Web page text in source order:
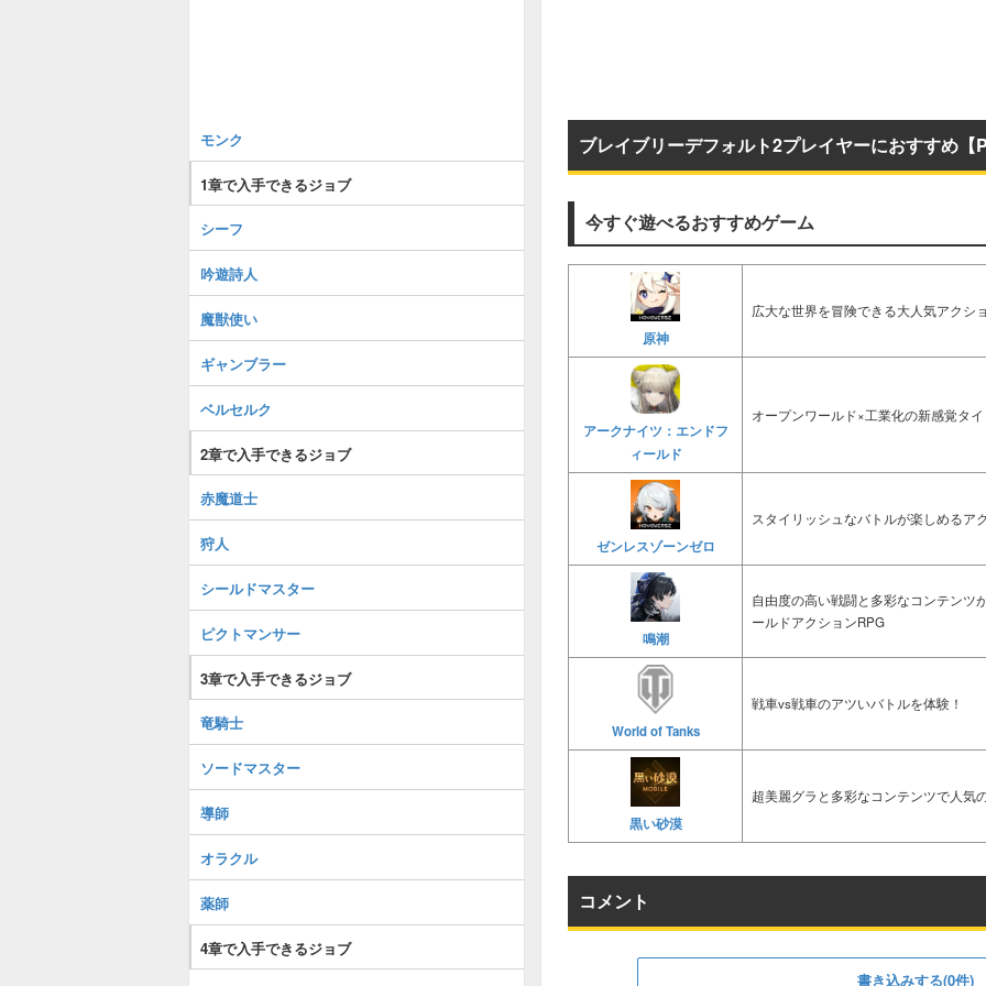
ブレイブリーデフォルト2プレイヤーにおすすめ【
今すぐ遊べるおすすめゲーム
原神
広大な世界を冒険できる大人気アクシ
アークナイツ：エンドフ
ィールド
オープンワールド×工業化の新感覚タ
ゼンレスゾーンゼロ
スタイリッシュなバトルが楽しめるア
鳴潮
自由度の高い戦闘と多彩なコンテンツ
ールドアクションRPG
World of Tanks
戦車vs戦車のアツいバトルを体験！
黒い砂漠
超美麗グラと多彩なコンテンツで人気
コメント
書き込みする(0件)
モンク
1章で入手できるジョブ
シーフ
吟遊詩人
魔獣使い
ギャンブラー
ベルセルク
2章で入手できるジョブ
赤魔道士
狩人
シールドマスター
ピクトマンサー
3章で入手できるジョブ
竜騎士
ソードマスター
導師
オラクル
薬師
4章で入手できるジョブ